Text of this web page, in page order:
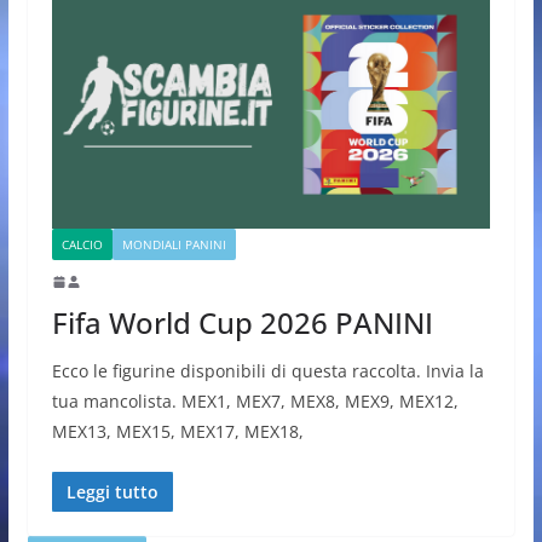
CALCIO MONDIALI PANINI
Fifa World Cup 2026 PANINI
Ecco le figurine disponibili di questa raccolta. Invia la
tua mancolista. MEX1, MEX7, MEX8, MEX9, MEX12,
MEX13, MEX15, MEX17, MEX18,
Leggi tutto